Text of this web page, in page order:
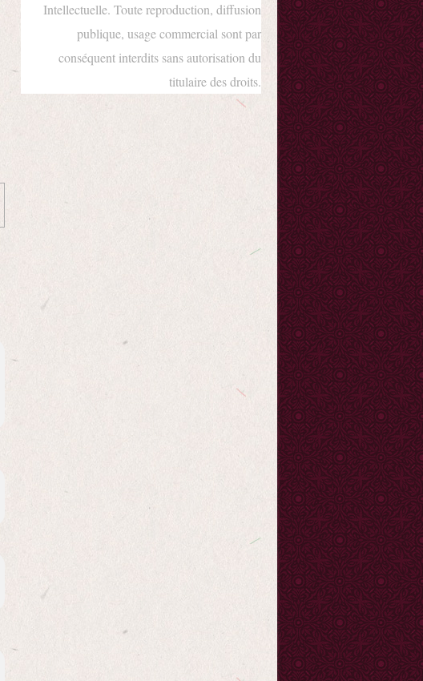
Intellectuelle. Toute reproduction, diffusion
publique, usage commercial sont par
conséquent interdits sans autorisation du
titulaire des droits.